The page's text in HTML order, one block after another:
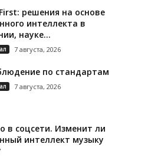
решения на основе
интеллекта в
науке...
7 августа, 2026
по стандартам
7 августа, 2026
в соцсети. Изменит ли
интеллект музыку